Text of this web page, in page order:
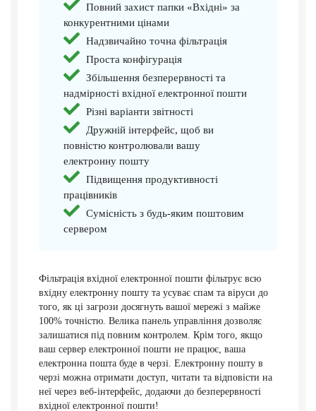
Повний захист папки «Вхідні» за
конкурентними цінами
Надзвичайно точна фільтрація
Проста конфігурація
Збільшення безперервності та
надмірності вхідної електронної пошти
Різні варіанти звітності
Дружній інтерфейс, щоб ви
повністю контролювали вашу
електронну пошту
Підвищення продуктивності
працівників
Сумісність з будь-яким поштовим
сервером
Фільтрація вхідної електронної пошти фільтрує всю
вхідну електронну пошту та усуває спам та віруси до
того, як ці загрози досягнуть вашої мережі з майже
100% точністю. Велика панель управління дозволяє
залишатися під повним контролем. Крім того, якщо
ваш сервер електронної пошти не працює, ваша
електронна пошта буде в черзі. Електронну пошту в
черзі можна отримати доступ, читати та відповісти на
неї через веб-інтерфейс, додаючи до безперервності
вхідної електронної пошти!